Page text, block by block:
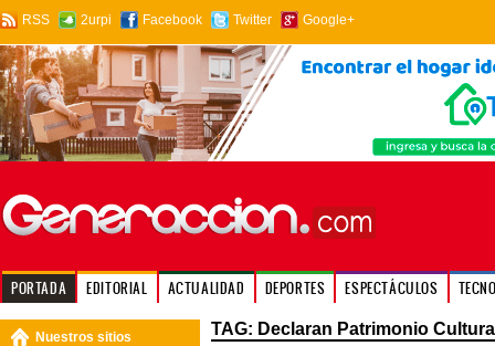
RSS 2urpi Facebook Twitter Google+
PORTADA EDITORIAL ACTUALIDAD DEPORTES ESPECTÁCULOS
Nuestros sitios TAG: Declaran Patrimonio